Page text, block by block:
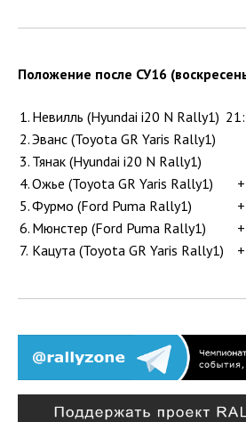
Положение после СУ16
1. Невилль (Hyundai i20 N Rally1)
2.Эванс (Toyota GR Yaris Rally1)
3. Тянак (Hyundai i20 N Rally1)
4.Ожье (Toyota GR Yaris Rally1)
5.Фурмо (Ford Puma Rally1)
6. Мюнстер (Ford Puma Rally1)
7. Кацута (Toyota GR Yaris Rally1)